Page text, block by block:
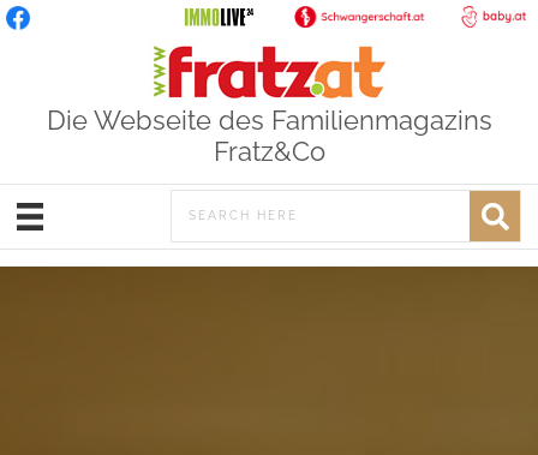
Die Webseite des Familienmagazins
Fratz&Co